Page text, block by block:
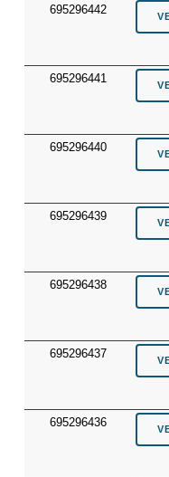
695296442
695296441
695296440
695296439
695296438
695296437
695296436